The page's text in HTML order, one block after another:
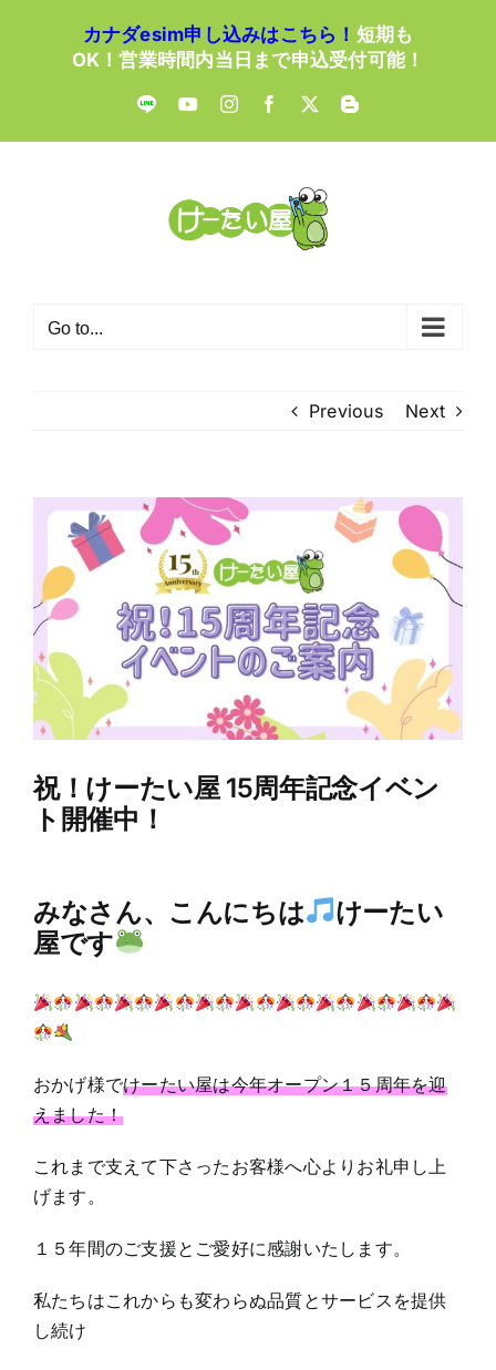
カナダesim申し込みはこちら！ 短期も
OK！営業時間内当日まで申込受付可能！
LINE YouTubeInstagramFacebook
X Blogger
Go to...
Previous Next
View
Larger
Image
祝！けーたい屋 15周年記念イベン
ト開催中！
みなさん、こんにちは
けーたい
屋です
おかげ様でけーたい屋は今年オープン１５周年を迎
えました！
これまで支えて下さったお客様へ心よりお礼申し上
げます。
１５年間のご支援とご愛好に感謝いたします。
私たちはこれからも変わらぬ品質とサービスを提供
し続け